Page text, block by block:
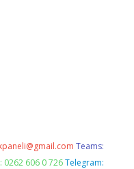
Teams:
0262 606 0 726 Telegram: